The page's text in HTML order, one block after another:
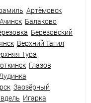
Артёмовск
Ачинск Балаково
Березовский
Верхний Тагил
Тура
Глазов
Заозёрный
Игарка